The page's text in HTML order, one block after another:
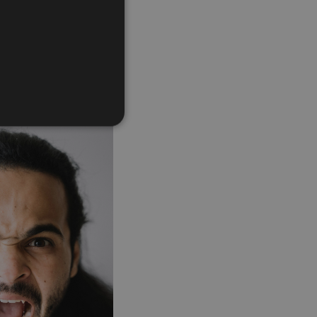
v hlasu jako na
ochota
soubory
Webové stránky nelze
se
zemích
stránek při